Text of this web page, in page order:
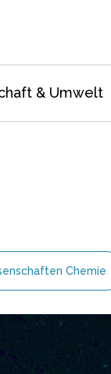
& Umwelt
Chemie